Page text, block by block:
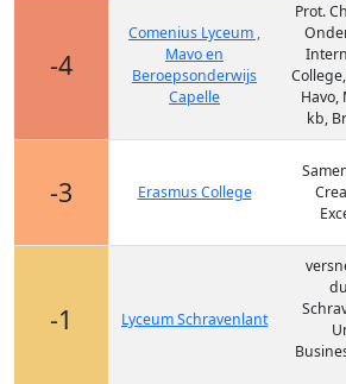
-4
Comenius Lyceum ,
Mavo en
Beroepsonderwijs
Capelle
Prot.
Havo,
kb,
-3 Erasmus College
-1 Lyceum Schravenlant